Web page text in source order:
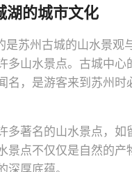
湖的城市文化
是苏州古城的山水景
多山水景点。古城中
名，是游客来到苏州
多著名的山水景点，
景点不仅仅是自然的